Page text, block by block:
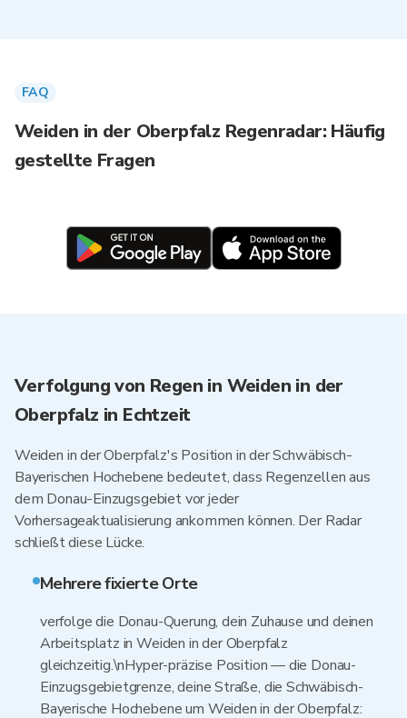
FAQ
Weiden in der Oberpfalz Regenradar: Häufig
gestellte Fragen
Verfolgung von Regen in Weiden in der
Oberpfalz in Echtzeit
Weiden in der Oberpfalz's Position in der Schwäbisch-
Bayerischen Hochebene bedeutet, dass Regenzellen aus
dem Donau-Einzugsgebiet vor jeder
Vorhersageaktualisierung ankommen können. Der Radar
schließt diese Lücke.
Mehrere fixierte Orte
verfolge die Donau-Querung, dein Zuhause und deinen
Arbeitsplatz in Weiden in der Oberpfalz
gleichzeitig.\nHyper-präzise Position — die Donau-
Einzugsgebietgrenze, deine Straße, die Schwäbisch-
Bayerische Hochebene um Weiden in der Oberpfalz: